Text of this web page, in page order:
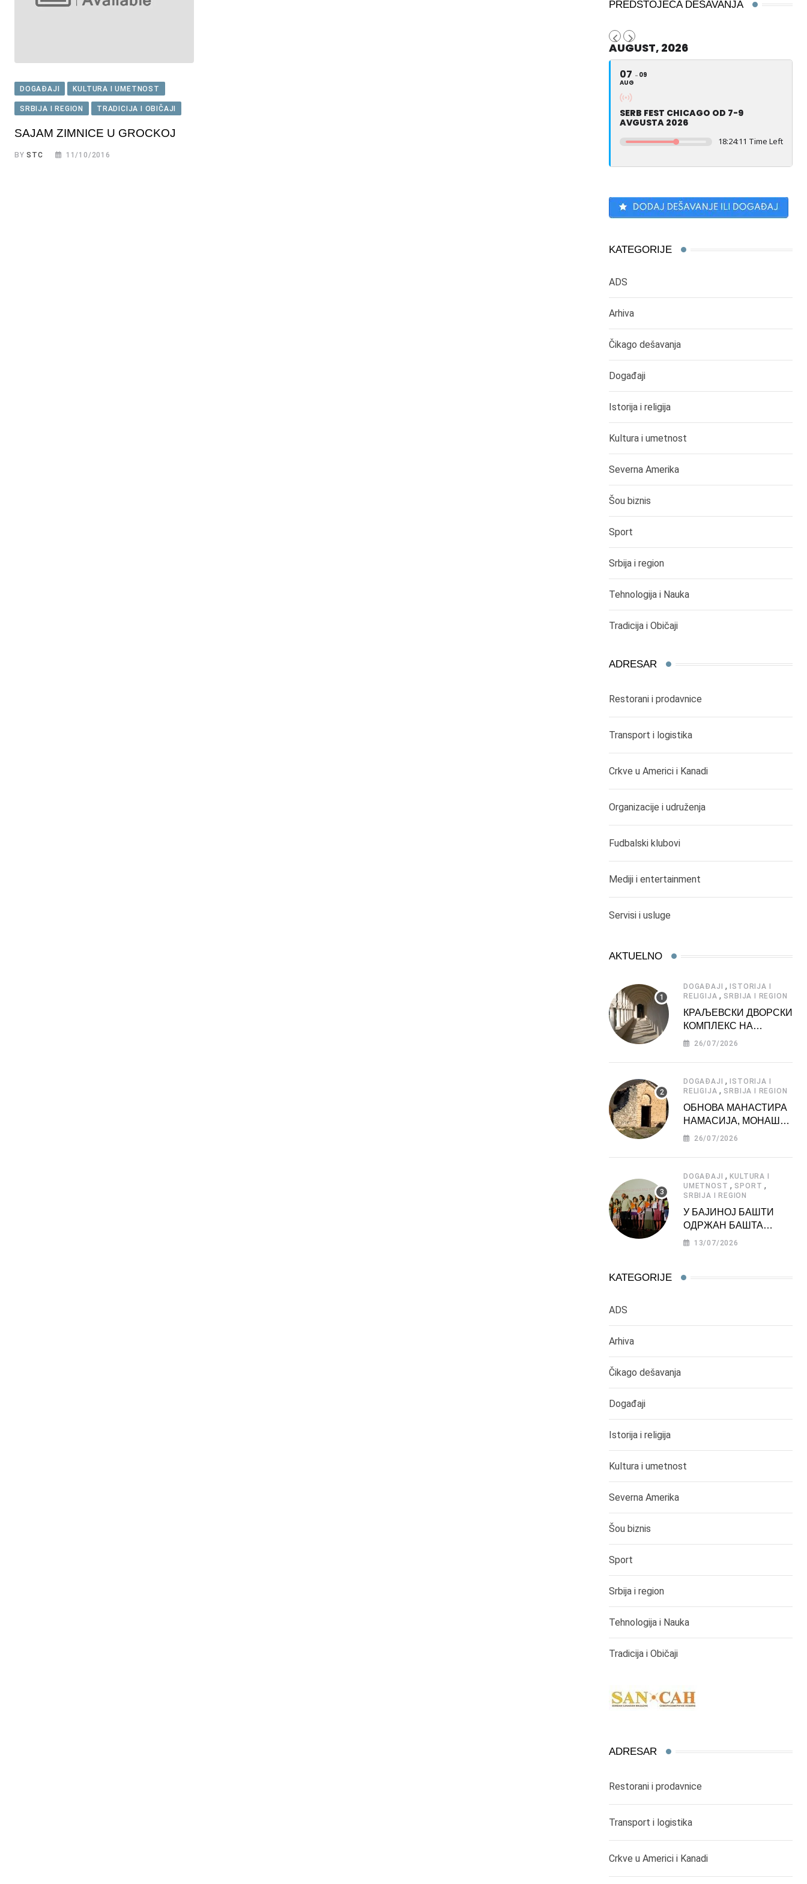
DOGAĐAJI KULTURA I UMETNOST
SRBIJA I REGION TRADICIJA I OBIČAJI
SAJAM ZIMNICE U GROCKOJ
BYSTC 11/10/2016
PREDSTOJEĆA DEŠAVANJA
AUGUST, 2026
07
AUG
09
SERB FEST CHICAGO OD 7-9
AVGUSTA 2026
18:24:10 Time Left
KATEGORIJE
ADS
Arhiva
Čikago dešavanja
Događaji
Istorija i religija
Kultura i umetnost
Severna Amerika
Šou biznis
Sport
Srbija i region
Tehnologija i Nauka
Tradicija i Običaji
ADRESAR
Restorani i prodavnice
Transport i logistika
Crkve u Americi i Kanadi
Organizacije i udruženja
Fudbalski klubovi
Mediji i entertainment
Servisi i usluge
AKTUELNO
DOGAĐAJI , ISTORIJA I
RELIGIJA , SRBIJA I REGION
КРАЉЕВСКИ ДВОРСКИ
КОМПЛЕКС НА
ДЕДИЊУ –
АТРАКЦИЈА
26/07/2026
DOGAĐAJI , ISTORIJA I
RELIGIJA , SRBIJA I REGION
ОБНОВА МАНАСТИРА
НАМАСИЈА, МОНАШКЕ
ЗАДУЖБИНЕ
26/07/2026
DOGAĐAJI ,KULTURA I
UMETNOST , SPORT ,
SRBIJA I REGION
У БАЈИНОЈ БАШТИ
ОДРЖАН БАШТА
ФЕСТ 2026
13/07/2026
KATEGORIJE
ADS
Arhiva
Čikago dešavanja
Događaji
Istorija i religija
Kultura i umetnost
Severna Amerika
Šou biznis
Sport
Srbija i region
Tehnologija i Nauka
Tradicija i Običaji
ADRESAR
Restorani i prodavnice
Transport i logistika
Crkve u Americi i Kanadi